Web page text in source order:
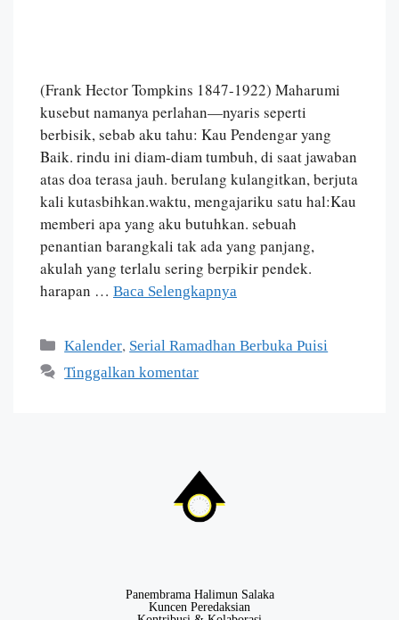
(Frank Hector Tompkins 1847-1922) Maharumi
kusebut namanya perlahan—nyaris seperti
berbisik, sebab aku tahu: Kau Pendengar yang
Baik. rindu ini diam-diam tumbuh, di saat jawaban
atas doa terasa jauh. berulang kulangitkan, berjuta
kali kutasbihkan.waktu, mengajariku satu hal:Kau
memberi apa yang aku butuhkan. sebuah
penantian barangkali tak ada yang panjang,
akulah yang terlalu sering berpikir pendek.
harapan … Baca Selengkapnya
Kalender, Serial Ramadhan Berbuka Puisi
Tinggalkan komentar
Panembrama Halimun Salaka
Kuncen Peredaksian